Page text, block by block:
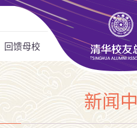
回馈母校
新闻